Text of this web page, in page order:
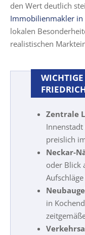
den Wert deutlich
Immobilienmakler in
lokalen
realistischen
Zentrale
preislich
Neckar-
oder Blick
in